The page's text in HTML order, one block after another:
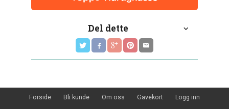
Del dette
Forside Bli kunde Om oss Gavekort Logg inn